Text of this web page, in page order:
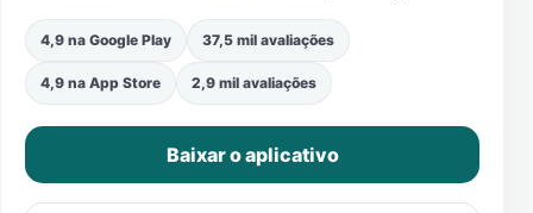
4,9 na Google Play 37,5 mil avaliações
4,9 na App Store 2,9 mil avaliações
Baixar o aplicativo